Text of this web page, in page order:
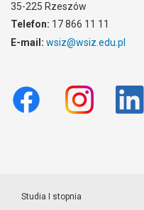
35-225 Rzeszów
Telefon: 17 866 11 11
E-mail: wsiz@wsiz.edu.pl
Studia I stopnia